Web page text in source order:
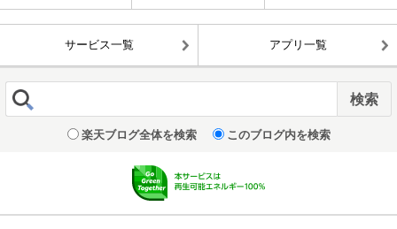
サービス一覧 アプリ一覧
楽天ブログ全体を検索 このブログ内を検索